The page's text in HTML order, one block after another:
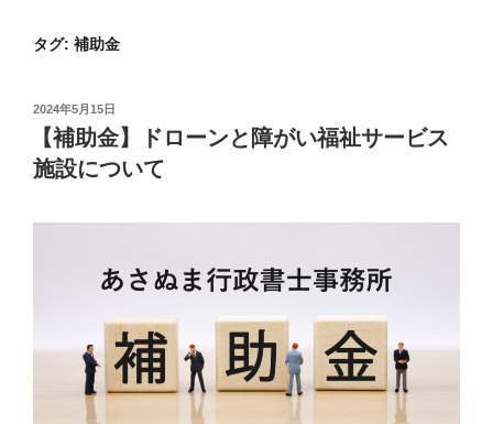
タグ: 補助金
投
日:
2024年5月15日
【補助金】ドローンと障がい福祉サービス
施設について